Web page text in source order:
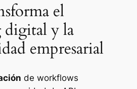
el
y la
empresarial
de workflows